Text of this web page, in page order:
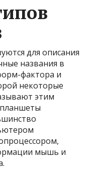
для описания
названия в
фактора и
некоторые
этим
мышь и